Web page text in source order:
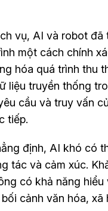
vụ, AI và robot
một cách chính
hóa quá trình thu
liệu truyền thống
cầu và truy vấn
tiếp.
định, AI khó có
tác và cảm xúc.
có khả năng
cảnh văn hóa, xã